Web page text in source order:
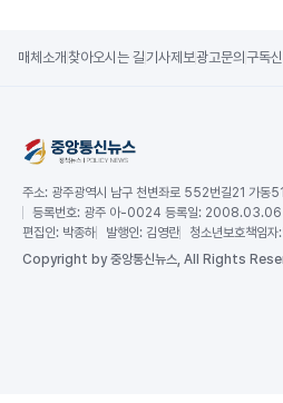
매체소개 찾아오시는 길기사제보광고문의 구독
주소: 광주광역시 남구 천변좌로 552번길21 가동
등록번호: 광주 아-0024 등록일: 2008.03.06
편집인: 박종하 발행인: 김영란 청소년보호책임자:
Copyright by 중앙통신뉴스, All Rights